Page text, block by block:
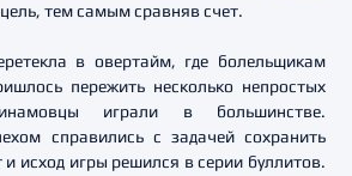
тем самым сравняв счет.
в овертайм, где болельщикам
пережить несколько непростых
играли в большинстве.
справились с задачей сохранить
и исход игры решился в серии буллитов.